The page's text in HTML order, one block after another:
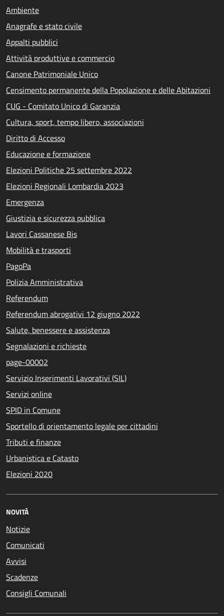
Ambiente
Anagrafe e stato civile
Appalti pubblici
Attività produttive e commercio
Canone Patrimoniale Unico
Censimento permanente della Popolazione e delle Abitazioni
CUG - Comitato Unico di Garanzia
Cultura, sport, tempo libero, associazioni
Diritto di Accesso
Educazione e formazione
Elezioni Politiche 25 settembre 2022
Elezioni Regionali Lombardia 2023
Emergenza
Giustizia e sicurezza pubblica
Lavori Cassanese Bis
Mobilità e trasporti
PagoPa
Polizia Amministrativa
Referendum
Referendum abrogativi 12 giugno 2022
Salute, benessere e assistenza
Segnalazioni e richieste
page-00002
Servizio Inserimenti Lavorativi (SIL)
Servizi online
SPID in Comune
Sportello di orientamento legale per cittadini
Tributi e finanze
Urbanistica e Catasto
Elezioni 2020
NOVITÀ
Notizie
Comunicati
Avvisi
Scadenze
Consigli Comunali